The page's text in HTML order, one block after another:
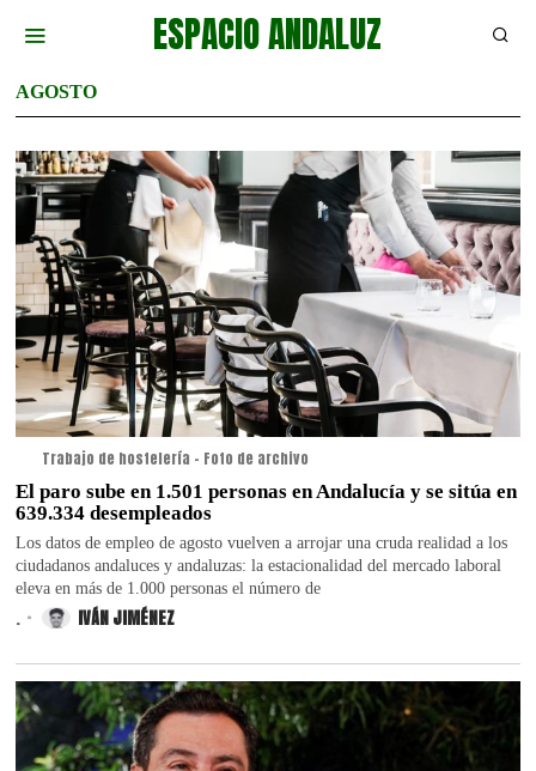
ESPACIO ANDALUZ
AGOSTO
Trabajo de hostelería - Foto de archivo
El paro sube en 1.501 personas en Andalucía y se sitúa en
639.334 desempleados
Los datos de empleo de agosto vuelven a arrojar una cruda realidad a los
ciudadanos andaluces y andaluzas: la estacionalidad del mercado laboral
eleva en más de 1.000 personas el número de
. IVÁN JIMÉNEZ